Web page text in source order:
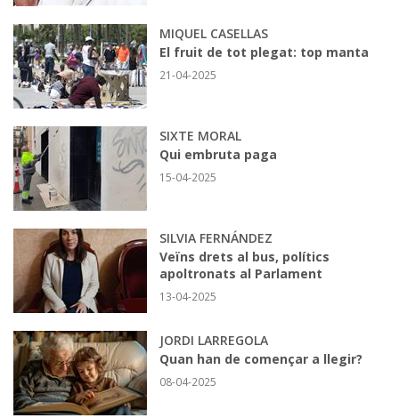
MIQUEL CASELLAS
El fruit de tot plegat: top manta
21-04-2025
SIXTE MORAL
Qui embruta paga
15-04-2025
SILVIA FERNÁNDEZ
Veïns drets al bus, polítics
apoltronats al Parlament
13-04-2025
JORDI LARREGOLA
Quan han de començar a llegir?
08-04-2025